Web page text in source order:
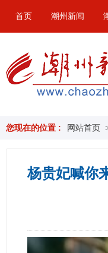
首页 潮州新闻
您现在的位置 : 网站首页
杨贵妃喊你